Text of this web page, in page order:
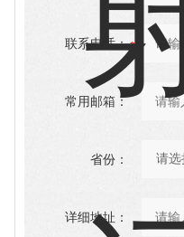
联系电话：
常用邮箱：
省份：
详细地址：